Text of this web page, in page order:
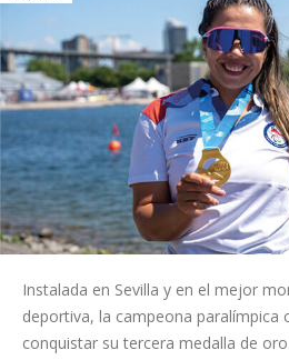
Instalada en Sevilla y en el mejor
deportiva, la campeona paralímpica
conquistar su tercera medalla de